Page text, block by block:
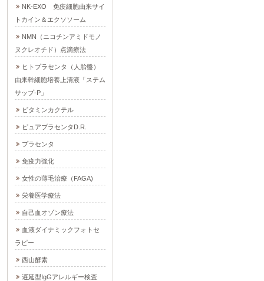
NK-EXO 免疫細胞由来サイ
トカイン＆エクソソーム
NMN（ニコチンアミドモノ
ヌクレオチド）点滴療法
ヒトプラセンタ（人胎盤）
由来幹細胞培養上清液「ステム
サップ-P」
ビタミンカクテル
ピュアプラセンタD.R.
プラセンタ
免疫力強化
女性の薄毛治療（FAGA)
栄養医学療法
自己血オゾン療法
血液ダイナミックフォトセ
ラピー
西山酵素
遅延型IgGアレルギー検査